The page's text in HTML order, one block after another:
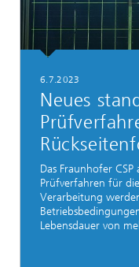
6.7.2023
Neues
Das Fraunhofer
Prüfverfahren für
Verarbeitung
Lebensdauer von